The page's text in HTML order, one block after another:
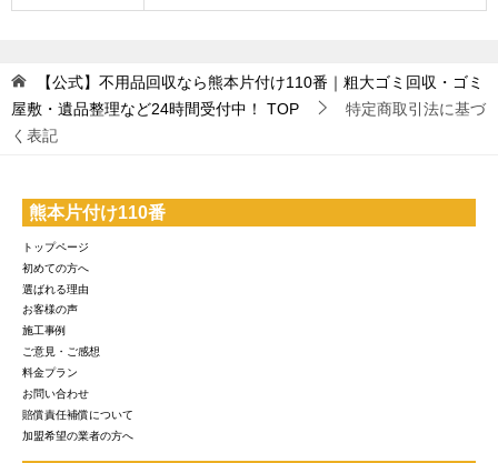
【公式】不用品回収なら熊本片付け110番｜粗大ゴミ回収・ゴミ
屋敷・遺品整理など24時間受付中！
TOP
特定商取引法に基づ
く表記
熊本片付け110番
トップページ
初めての方へ
選ばれる理由
お客様の声
施工事例
ご意見・ご感想
料金プラン
お問い合わせ
賠償責任補償について
加盟希望の業者の方へ